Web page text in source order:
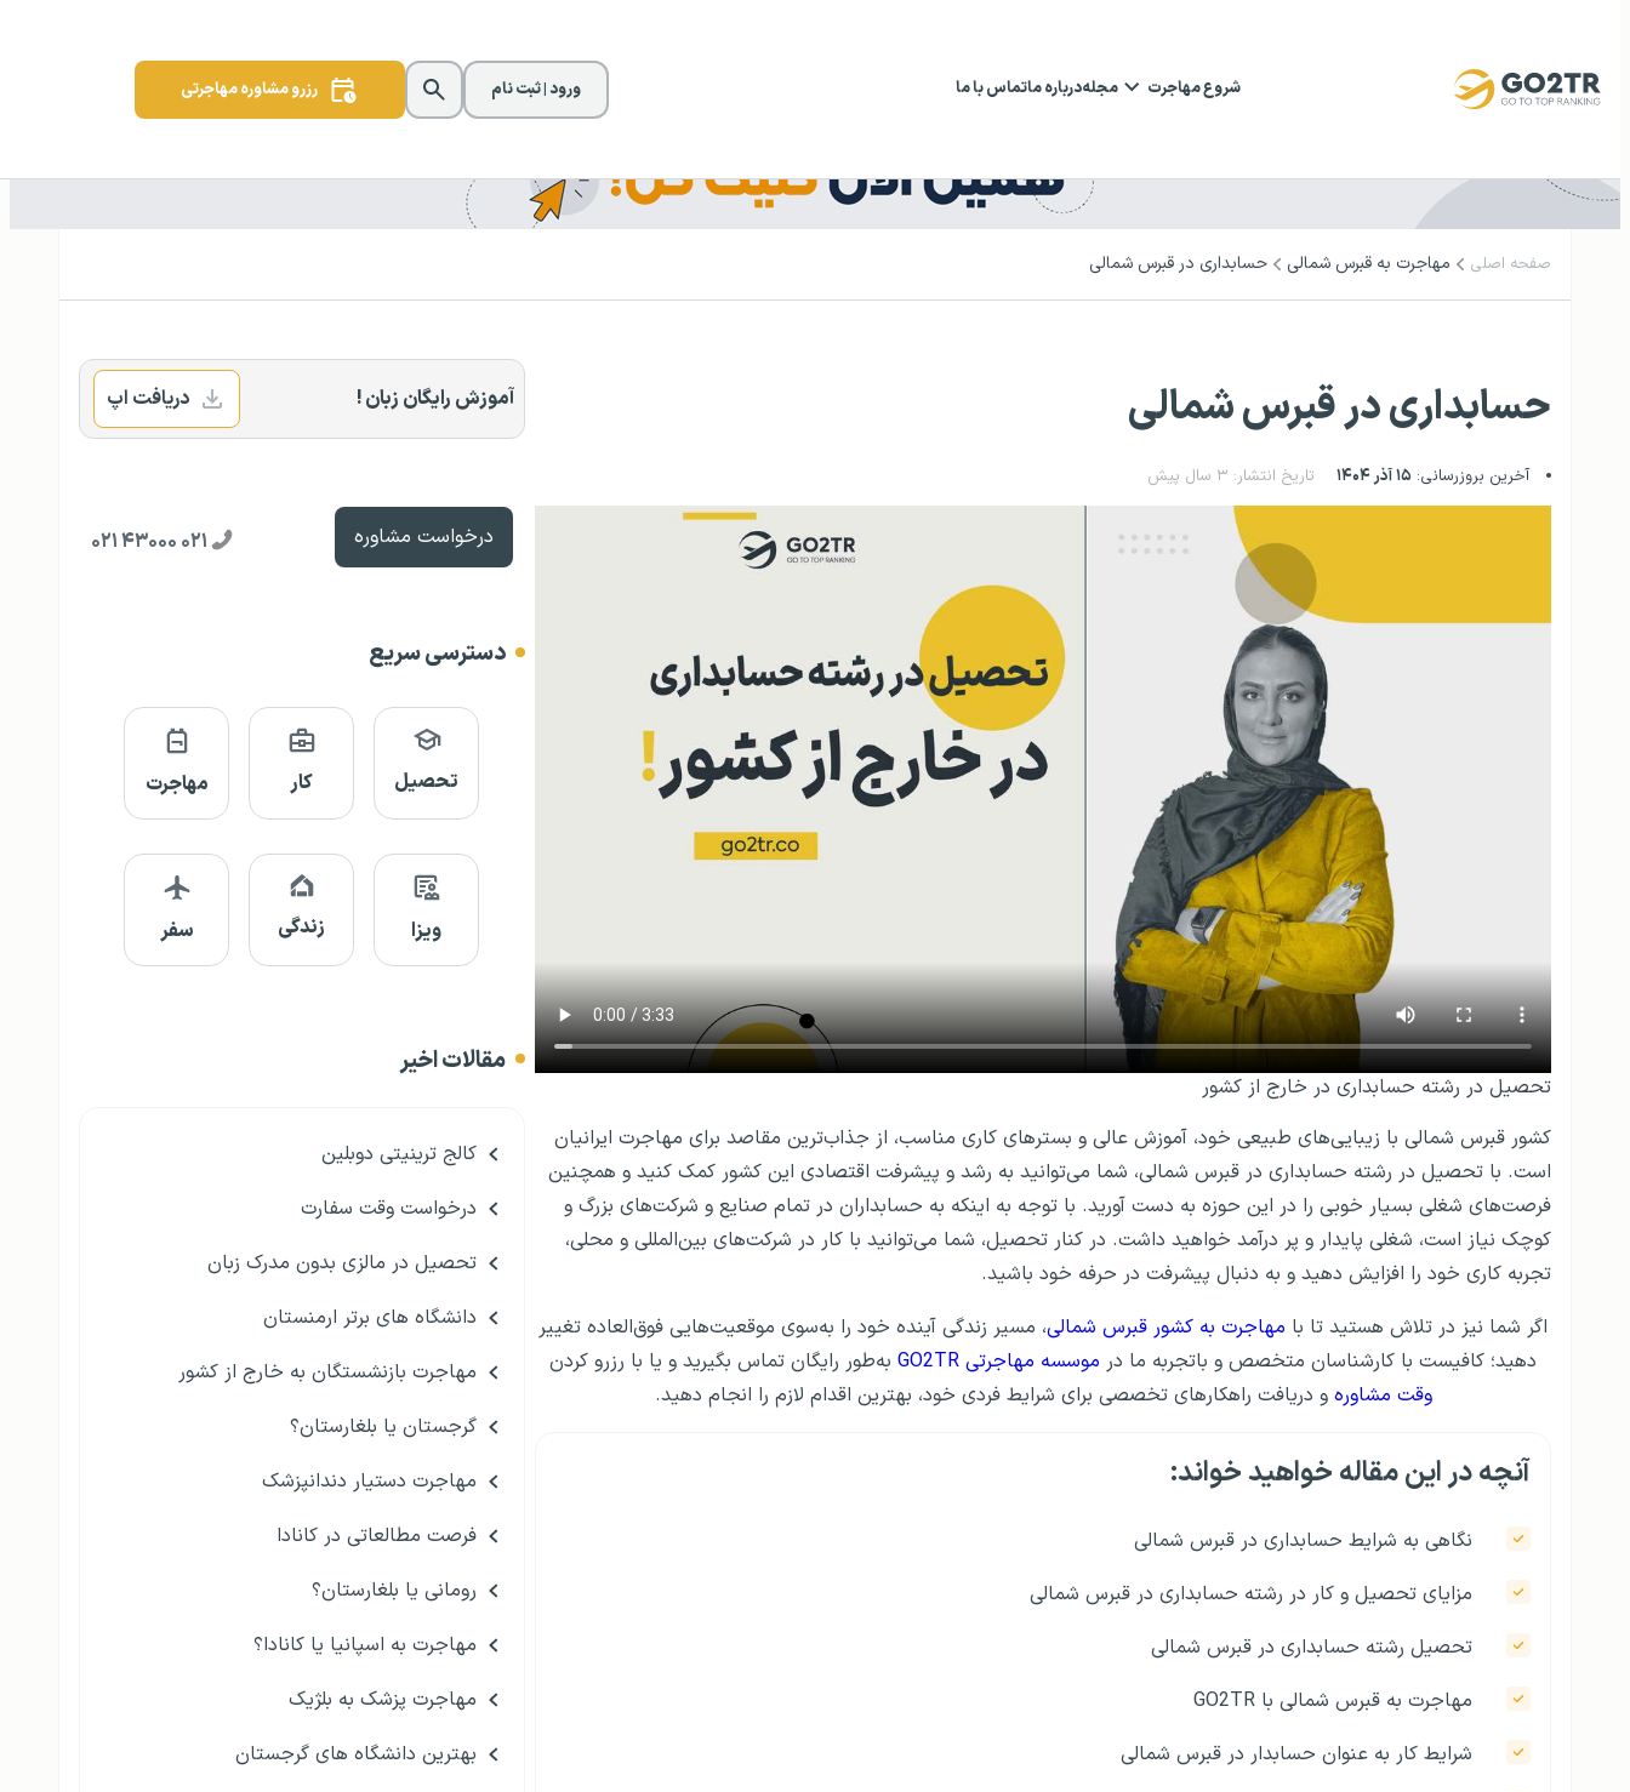
شروع مهاجرت مجلهدرباره ماتماس با ما ورود | ثبت نام رزرو مشاوره مهاجرتی
صفحه اصلی مهاجرت به قبرس شمالی حسابداری در قبرس شمالی
حسابداری در قبرس شمالی
آخرین بروزرسانی: ۱۵ آذر ۱۴۰۴ تاریخ انتشار: ۳ سال پیش
تحصیل در رشته حسابداری در خارج از کشور
کشور قبرس شمالی با زیبایی‌های طبیعی خود، آموزش عالی و بسترهای کاری مناسب، از جذاب‌ترین مقاصد برای مهاجرت ایرانیان
است. با تحصیل در رشته حسابداری در قبرس شمالی، شما می‌توانید به رشد و پیشرفت اقتصادی این کشور کمک کنید و همچنین
فرصت‌های شغلی بسیار خوبی را در این حوزه به دست آورید. با توجه به اینکه به حسابداران در تمام صنایع و شرکت‌های بزرگ و
کوچک نیاز است، شغلی پایدار و پر درآمد خواهید داشت. در کنار تحصیل، شما می‌توانید با کار در شرکت‌های بین‌المللی و محلی،
تجربه کاری خود را افزایش دهید و به دنبال پیشرفت در حرفه‌ خود باشید.
اگر شما نیز در تلاش هستید تا با مهاجرت به کشور قبرس شمالی، مسیر زندگی آینده خود را به‌سوی موقعیت‌هایی فوق‌العاده تغییر
دهید؛ کافیست با کارشناسان متخصص و باتجربه ما در موسسه مهاجرتی GO2TR
به‌طور رایگان تماس بگیرید و یا با رزرو کردن
وقت مشاوره و دریافت راهکارهای تخصصی برای شرایط فردی خود، بهترین اقدام لازم را انجام دهید.
آنچه در این مقاله خواهید خواند:
نگاهی به شرایط حسابداری در قبرس شمالی
مزایای تحصیل و کار در رشته حسابداری در قبرس شمالی
تحصیل رشته حسابداری در قبرس شمالی
مهاجرت به قبرس شمالی با GO2TR
شرایط کار به عنوان حسابدار در قبرس شمالی
آموزش رایگان زبان ! دریافت اپ
درخواست مشاوره ۰۲۱ ۴۳۰۰۰ ۰۲۱
دسترسی سریع
تحصیل کار مهاجرت
ویزا زندگی سفر
مقالات اخیر
کالج ترینیتی دوبلین
درخواست وقت سفارت
تحصیل در مالزی بدون مدرک زبان
دانشگاه های برتر ارمنستان
مهاجرت بازنشستگان به خارج از کشور
گرجستان یا بلغارستان؟
مهاجرت دستیار دندانپزشک
فرصت مطالعاتی در کانادا
رومانی یا بلغارستان؟
مهاجرت به اسپانیا یا کانادا؟
مهاجرت پزشک به بلژیک
بهترین دانشگاه های گرجستان